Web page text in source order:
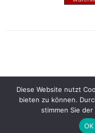
© Copyright2026 |
|
Diese Website nutzt
bieten zu können.
stimmen Sie
OK